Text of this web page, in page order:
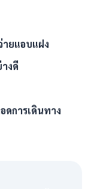
ายแอบแฝง
งดี
การเดินทาง